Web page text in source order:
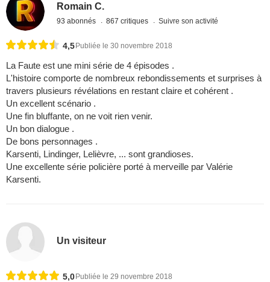
Romain C.
93 abonnés 867 critiques Suivre son activité
4,5 Publiée le 30 novembre 2018
La Faute est une mini série de 4 épisodes .
L'histoire comporte de nombreux rebondissements et surprises à
travers plusieurs révélations en restant claire et cohérent .
Un excellent scénario .
Une fin bluffante, on ne voit rien venir.
Un bon dialogue .
De bons personnages .
Karsenti, Lindinger, Lelièvre, ... sont grandioses.
Une excellente série policière porté à merveille par Valérie
Karsenti.
Un visiteur
5,0Publiée le 29 novembre 2018